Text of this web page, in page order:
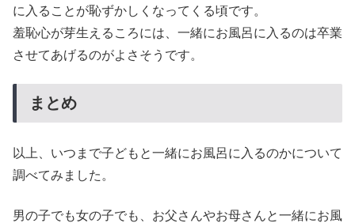
に入ることが恥ずかしくなってくる頃です。
羞恥心が芽生えるころには、一緒にお風呂に入るのは卒業
させてあげるのがよさそうです。
まとめ
以上、いつまで子どもと一緒にお風呂に入るのかについて
調べてみました。
男の子でも女の子でも、お父さんやお母さんと一緒にお風